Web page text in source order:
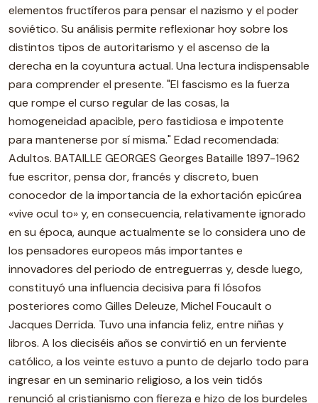
elementos fructíferos para pensar el nazismo y el poder
soviético. Su análisis permite reflexionar hoy sobre los
distintos tipos de autoritarismo y el ascenso de la
derecha en la coyuntura actual. Una lectura indispensable
para comprender el presente. "El fascismo es la fuerza
que rompe el curso regular de las cosas, la
homogeneidad apacible, pero fastidiosa e impotente
para mantenerse por sí misma." Edad recomendada:
Adultos. BATAILLE GEORGES Georges Bataille 1897-1962
fue escritor, pensa dor, francés y discreto, buen
conocedor de la importancia de la exhortación epicúrea
«vive ocul to» y, en consecuencia, relativamente ignorado
en su época, aunque actualmente se lo considera uno de
los pensadores europeos más importantes e
innovadores del periodo de entreguerras y, desde luego,
constituyó una influencia decisiva para fi lósofos
posteriores como Gilles Deleuze, Michel Foucault o
Jacques Derrida. Tuvo una infancia feliz, entre niñas y
libros. A los dieciséis años se convirtió en un ferviente
católico, a los veinte estuvo a punto de dejarlo todo para
ingresar en un seminario religioso, a los vein tidós
renunció al cristianismo con fiereza e hizo de los burdeles